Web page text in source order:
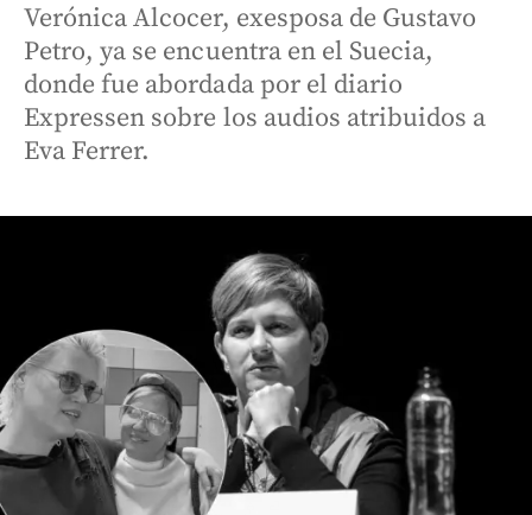
Verónica Alcocer, exesposa de Gustavo
Petro, ya se encuentra en el Suecia,
donde fue abordada por el diario
Expressen sobre los audios atribuidos a
Eva Ferrer.